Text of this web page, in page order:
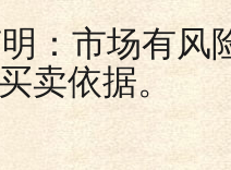
：市场有风
卖依据。